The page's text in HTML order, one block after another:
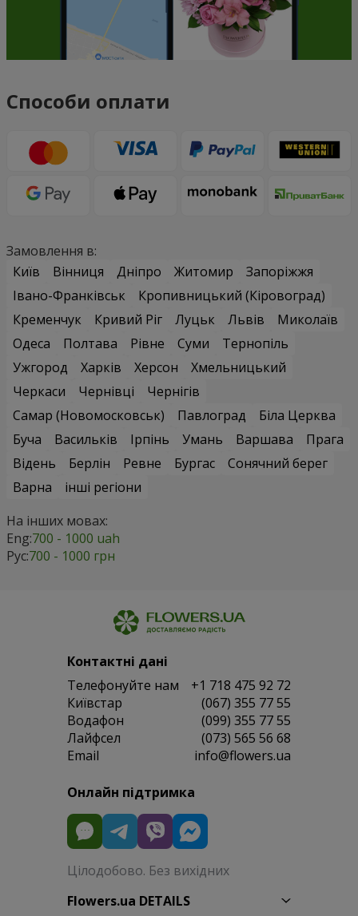
Способи оплати
Замовлення в:
Київ
Вінниця Дніпро Житомир
Запоріжжя
Івано-Франківськ
Кропивницький (Кіровоград)
Кременчук
Кривий Ріг Луцьк Львів
Миколаїв
Одеса
Полтава Рівне Суми
Тернопіль
Ужгород
Харків Херсон
Хмельницький
Черкаси
Чернівці
Чернігів
Самар (Новомосковськ)
Павлоград
Біла Церква
Буча
Васильків Ірпінь Умань Варшава
Прага
Відень
Берлін Ревне Бургас
Сонячний берег
Варна
інші регіони
На інших мовах:
Eng:700 - 1000 uah
Рус:700 - 1000 грн
Контактні дані
Телефонуйте нам
+1 718 475 92 72
Київстар
(067) 355 77 55
Водафон
(099) 355 77 55
Лайфсел
(073) 565 56 68
Email
info@flowers.ua
Онлайн підтримка
Цілодобово. Без вихідних
Flowers.ua DETAILS